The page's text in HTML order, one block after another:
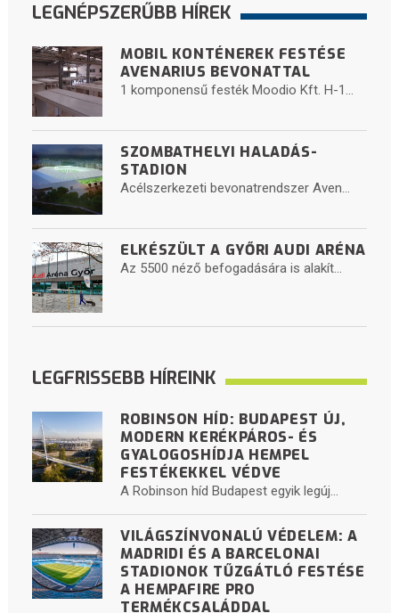
LEGNÉPSZERŰBB HÍREK
MOBIL KONTÉNEREK FESTÉSE
AVENARIUS BEVONATTAL
1 komponensű festék Moodio Kft. H-1...
SZOMBATHELYI HALADÁS-
STADION
Acélszerkezeti bevonatrendszer Aven...
ELKÉSZÜLT A GYŐRI AUDI ARÉNA
Az 5500 néző befogadására is alakít...
LEGFRISSEBB HÍREINK
ROBINSON HÍD: BUDAPEST ÚJ,
MODERN KERÉKPÁROS- ÉS
GYALOGOSHÍDJA HEMPEL
FESTÉKEKKEL VÉDVE
A Robinson híd Budapest egyik legúj...
VILÁGSZÍNVONALÚ VÉDELEM: A
MADRIDI ÉS A BARCELONAI
STADIONOK TŰZGÁTLÓ FESTÉSE
A HEMPAFIRE PRO
TERMÉKCSALÁDDAL